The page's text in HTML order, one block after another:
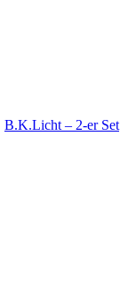
B.K.Licht – 2-er Set